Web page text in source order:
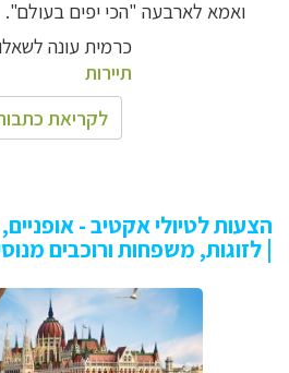
ואמא לארבעה "הכי יפים בעולם".
כרמית עונה
תיירות
לקריאת
הצעות לטיולי אקטיב -
| לזוגות, משפחות ורוכבים